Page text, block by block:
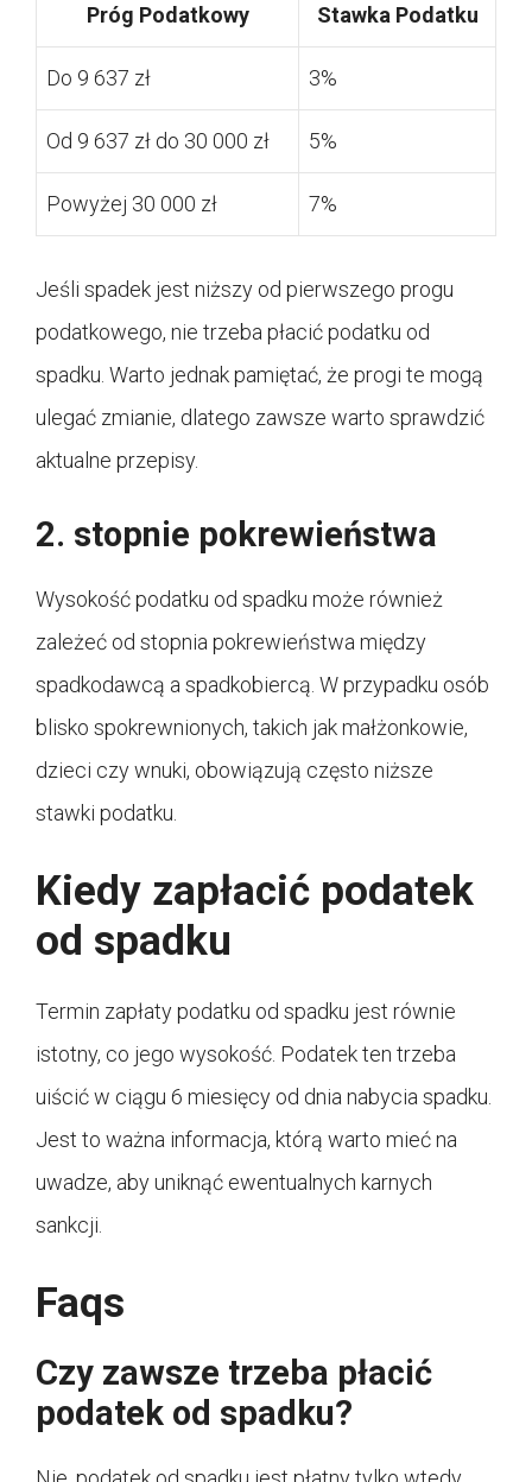
Próg Podatkowy Stawka Podatku
Do 9 637 zł 3%
Od 9 637 zł do 30 000 zł 5%
Powyżej 30 000 zł 7%
Jeśli spadek jest niższy od pierwszego progu
podatkowego, nie trzeba płacić podatku od
spadku. Warto jednak pamiętać, że progi te mogą
ulegać zmianie, dlatego zawsze warto sprawdzić
aktualne przepisy.
2. stopnie pokrewieństwa
Wysokość podatku od spadku może również
zależeć od stopnia pokrewieństwa między
spadkodawcą a spadkobiercą. W przypadku osób
blisko spokrewnionych, takich jak małżonkowie,
dzieci czy wnuki, obowiązują często niższe
stawki podatku.
Kiedy zapłacić podatek
od spadku
Termin zapłaty podatku od spadku jest równie
istotny, co jego wysokość. Podatek ten trzeba
uiścić w ciągu 6 miesięcy od dnia nabycia spadku.
Jest to ważna informacja, którą warto mieć na
uwadze, aby uniknąć ewentualnych karnych
sankcji.
Faqs
Czy zawsze trzeba płacić
podatek od spadku?